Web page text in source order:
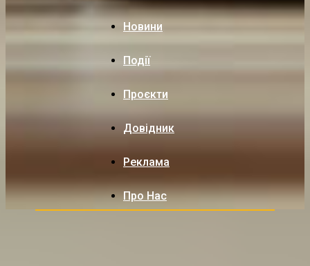
Новини
Події
Проєкти
Довідник
Реклама
Про Нас